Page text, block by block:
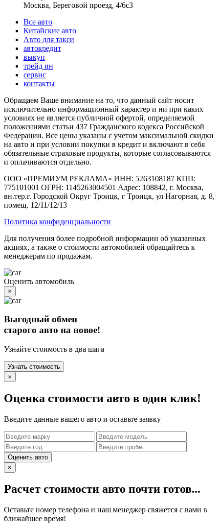
Москва, Береговой проезд, 4/6с3
Все авто
Китайские авто
Авто для такси
автокредит
выкуп
трейд ин
сервис
контакты
Обращаем Ваше внимание на то, что данный сайт носит
исключительно информационный характер и ни при каких
условиях не является публичной офертой, определяемой
положениями статьи 437 Гражданского кодекса Российской
Федерации. Все цены указаны с учетом максимальной скидки
на авто и при условии покупки в кредит и включают в себя
обязательные страховые продукты, которые согласовываются
и оплачиваются отдельно.
ООО «ПРЕМИУМ РЕКЛАМА» ИНН: 5263108187 КПП:
775101001 ОГРН: 1145263004501 Адрес: 108842, г. Москва,
вн.тер.г. Городской Округ Троицк, г Троицк, ул Нагорная, д. 8,
помещ. 12/11/12/13
Политика конфиденциальности
Для получения более подробной информации об указанных
акциях, а также о стоимости автомобилей обращайтесь к
менеджерам по продажам.
Оценить автомобиль
×
Выгодный обмен
старого авто на новое!
Узнайте стоимость в два шага
Узнать стоимость
×
Оценка стоимости авто в один клик!
Введите данные вашего авто и оставьте заявку
Оценить авто
×
Расчет стоимости авто почти готов...
Оставьте номер телефона и наш менеджер свяжется с вами в
ближайшее время!